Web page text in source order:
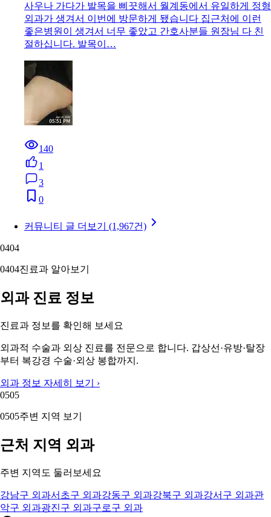
사우나 가다가 발목을 삐끗해서 월계동에서 유일하게 정형
외과가 생겨서 이번에 방문하게 됐습니다 집근처에 이런
좋은병원이 생겨서 너무 좋았고 간호사분들 원장님 다 친
절하십니다. 발목이…
140
1
3
0
커뮤니티 글 더보기 (1,967건)
0404
0404진료과 알아보기
외과 진료 정보
진료과 정보를 확인해 보세요
외과적 수술과 외상 진료를 전문으로 합니다. 갑상선·유방·탈장
부터 복강경 수술·외상 봉합까지.
외과 정보 자세히 보기 ›
0505
0505주변 지역 보기
근처 지역 외과
주변 지역도 둘러보세요
강남구 외과서초구 외과강동구 외과강북구 외과강서구 외과관
악구 외과광진구 외과구로구 외과